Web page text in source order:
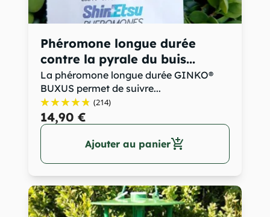
Phéromone longue durée
contre la pyrale du buis...
La phéromone longue durée GINKO®
BUXUS permet de suivre...
(214)
14,90 €
Ajouter au panieradd_shopping_cart